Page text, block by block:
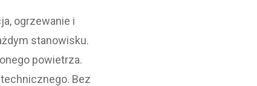
ogrzewanie i
stanowisku.
powietrza.
Bez